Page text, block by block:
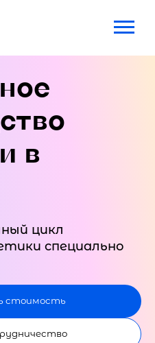
в
цикл
специально
стоимость